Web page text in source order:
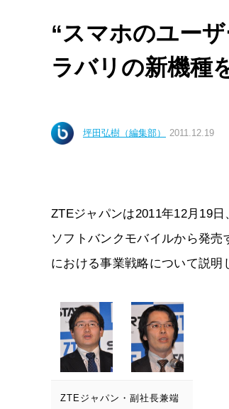
“スマホのユー
ラバリの新機種
坪田弘樹（編集部） 2011.12.19
ZTEジャパンは2011年12月19
ソフトバンクモバイルから発
における事業戦略について説明
ZTEジャパン・副社長兼端